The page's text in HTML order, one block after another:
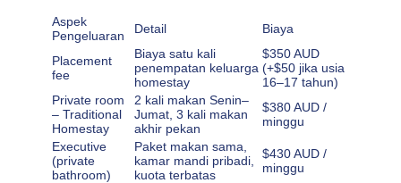
Aspek
Pengeluaran
Detail Biaya
Placement
fee
Biaya satu kali
penempatan keluarga
homestay
$350 AUD
(+$50 jika usia
16–17 tahun)
Private room
– Traditional
Homestay
2 kali makan Senin–
Jumat, 3 kali makan
akhir pekan
$380 AUD /
minggu
Executive
(private
bathroom)
Paket makan sama,
kamar mandi pribadi,
kuota terbatas
$430 AUD /
minggu